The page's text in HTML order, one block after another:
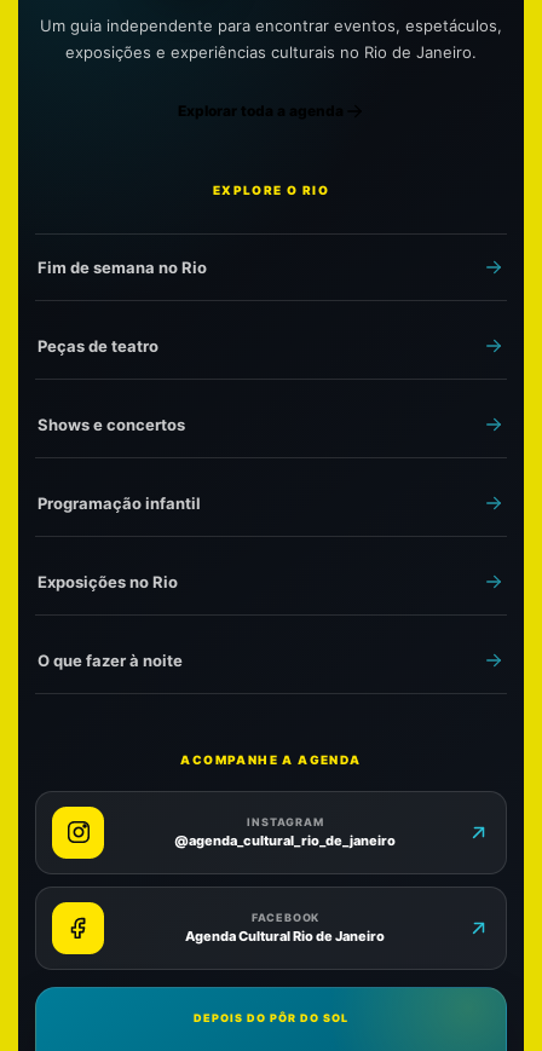
Um guia independente para encontrar eventos, espetáculos,
exposições e experiências culturais no Rio de Janeiro.
Explorar toda a agenda
EXPLORE O RIO
Fim de semana no Rio
Peças de teatro
Shows e concertos
Programação infantil
Exposições no Rio
O que fazer à noite
ACOMPANHE A AGENDA
INSTAGRAM
@agenda_cultural_rio_de_janeiro
FACEBOOK
Agenda Cultural Rio de Janeiro
DEPOIS DO PÔR DO SOL